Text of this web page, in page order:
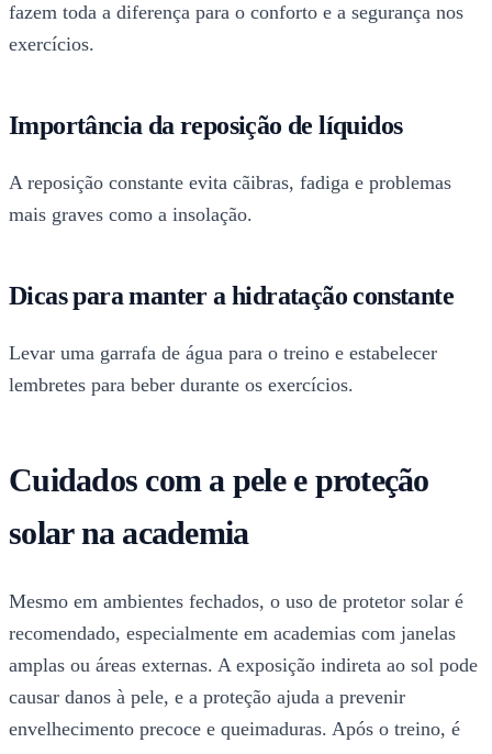
fazem toda a diferença para o conforto e a segurança nos
exercícios.
Importância da reposição de líquidos
A reposição constante evita cãibras, fadiga e problemas
mais graves como a insolação.
Dicas para manter a hidratação constante
Levar uma garrafa de água para o treino e estabelecer
lembretes para beber durante os exercícios.
Cuidados com a pele e proteção
solar na academia
Mesmo em ambientes fechados, o uso de protetor solar é
recomendado, especialmente em academias com janelas
amplas ou áreas externas. A exposição indireta ao sol pode
causar danos à pele, e a proteção ajuda a prevenir
envelhecimento precoce e queimaduras. Após o treino, é